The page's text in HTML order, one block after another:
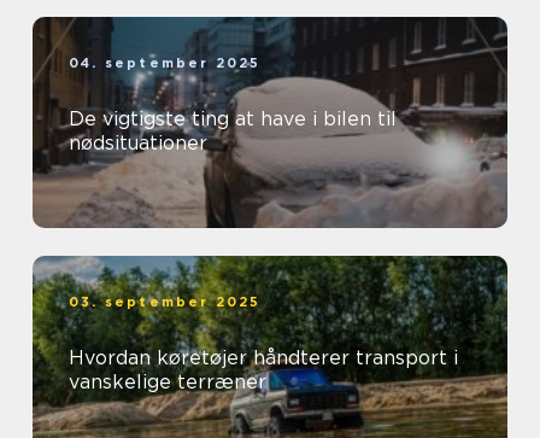
04. september 2025
De vigtigste ting at have i bilen til
nødsituationer
03. september 2025
Hvordan køretøjer håndterer transport i
vanskelige terræner